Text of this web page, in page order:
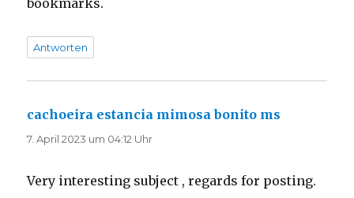
Antworten
cachoeira estancia mimosa bonito ms
7. April 2023 um 04:12 Uhr
Very interesting subject , regards for posting.